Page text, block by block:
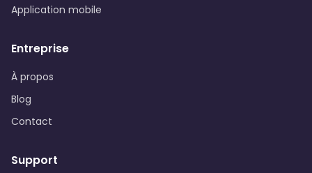
Application mobile
Entreprise
À propos
Blog
Contact
Support